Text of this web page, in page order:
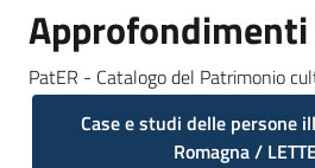
Approfondimenti
PatER - Catalogo del Patrimonio
Case e studi delle persone
Romagna /